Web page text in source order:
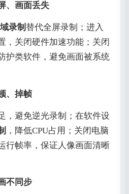
、画面丢失
录制 替代全屏录制；进入
，关闭硬件加速功能；关闭
护类软件，避免画面被系统
、掉帧
，避免逆光录制；在软件设
，降低CPU占用；关闭电脑
行帧率，保证人像画面清晰
不同步